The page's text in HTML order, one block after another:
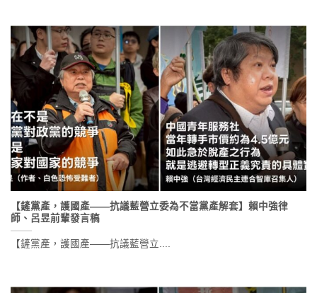
【鏟黨產，護國產——抗議藍營立委為不當黨產解套】賴中強律
師、呂昱前輩發言稿
【鏟黨產，護國產——抗議藍營立....